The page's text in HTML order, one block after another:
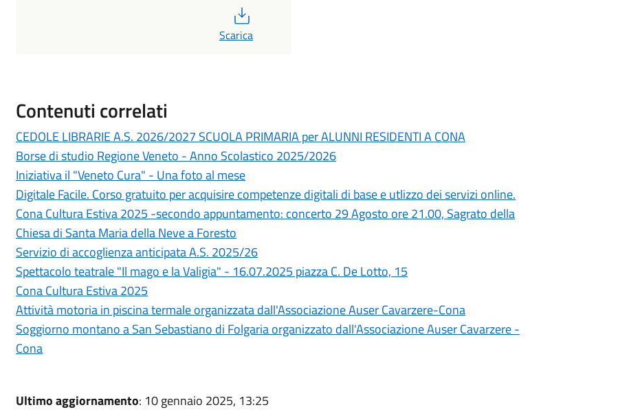
Scarica
Contenuti correlati
CEDOLE LIBRARIE A.S. 2026/2027 SCUOLA PRIMARIA per ALUNNI RESIDENTI A CONA
Borse di studio Regione Veneto - Anno Scolastico 2025/2026
Iniziativa il "Veneto Cura" - Una foto al mese
Digitale Facile. Corso gratuito per acquisire competenze digitali di base e utlizzo dei servizi online.
Cona Cultura Estiva 2025 -secondo appuntamento: concerto 29 Agosto ore 21.00, Sagrato della
Chiesa di Santa Maria della Neve a Foresto
Servizio di accoglienza anticipata A.S. 2025/26
Spettacolo teatrale "Il mago e la Valigia" - 16.07.2025 piazza C. De Lotto, 15
Cona Cultura Estiva 2025
Attività motoria in piscina termale organizzata dall'Associazione Auser Cavarzere-Cona
Soggiorno montano a San Sebastiano di Folgaria organizzato dall'Associazione Auser Cavarzere -
Cona
Ultimo aggiornamento: 10 gennaio 2025, 13:25